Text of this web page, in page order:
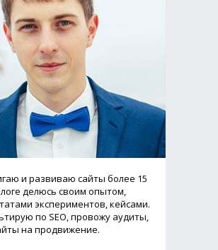
и развиваю сайты более 15
делюсь своим опытом,
экспериментов, кейсами.
по SEO, провожу аудиты,
на продвижение.